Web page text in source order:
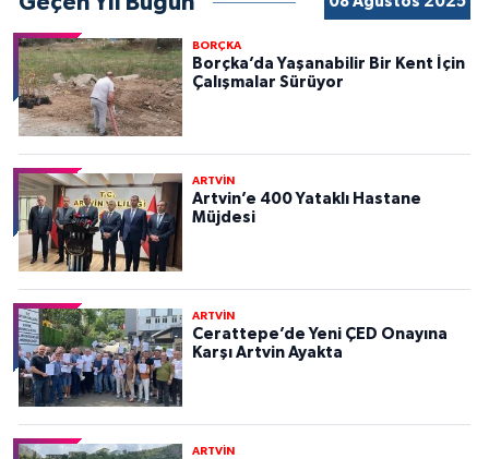
BORÇKA
Borçka’da Yaşanabilir Bir Kent İçin
Çalışmalar Sürüyor
ARTVİN
Artvin’e 400 Yataklı Hastane
Müjdesi
ARTVİN
Cerattepe’de Yeni ÇED Onayına
Karşı Artvin Ayakta
ARTVİN